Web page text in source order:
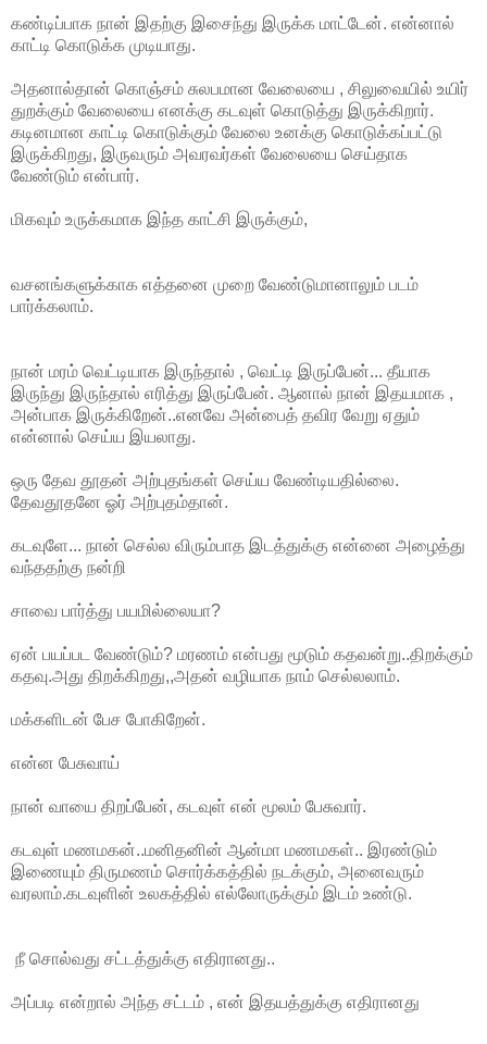
கண்டிப்பாக நான் இதற்கு இசைந்து இருக்க மாட்டேன். என்னால்
காட்டி கொடுக்க முடியாது.
அதனால்தான் கொஞ்சம் சுலபமான வேலையை , சிலுவையில் உயிர்
துறக்கும் வேலையை எனக்கு கடவுள் கொடுத்து இருக்கிறார்.
கடினமான காட்டி கொடுக்கும் வேலை உனக்கு கொடுக்கப்பட்டு
இருக்கிறது, இருவரும் அவரவர்கள் வேலையை செய்தாக
வேண்டும் என்பார்.
மிகவும் உருக்கமாக இந்த காட்சி இருக்கும்,
வசனங்களுக்காக எத்தனை முறை வேண்டுமானாலும் படம்
பார்க்கலாம்.
நான் மரம் வெட்டியாக இருந்தால் , வெட்டி இருப்பேன்... தீயாக
இருந்து இருந்தால் எரித்து இருப்பேன். ஆனால் நான் இதயமாக ,
அன்பாக இருக்கிறேன்..எனவே அன்பைத் தவிர வேறு ஏதும்
என்னால் செய்ய இயலாது.
ஒரு தேவ தூதன் அற்புதங்கள் செய்ய வேண்டியதில்லை.
தேவதூதனே ஓர் அற்புதம்தான்.
கடவுளே... நான் செல்ல விரும்பாத இடத்துக்கு என்னை அழைத்து
வந்ததற்கு நன்றி
சாவை பார்த்து பயமில்லையா?
ஏன் பயப்பட வேண்டும்? மரணம் என்பது மூடும் கதவன்று..திறக்கும்
கதவு.அது திறக்கிறது,,அதன் வழியாக நாம் செல்லலாம்.
மக்களிடன் பேச போகிறேன்.
என்ன பேசுவாய்
நான் வாயை திறப்பேன், கடவுள் என் மூலம் பேசுவார்.
கடவுள் மணமகன்..மனிதனின் ஆன்மா மணமகள்.. இரண்டும்
இணையும் திருமணம் சொர்க்கத்தில் நடக்கும், அனைவரும்
வரலாம்.கடவுளின் உலகத்தில் எல்லோருக்கும் இடம் உண்டு.
நீ சொல்வது சட்டத்துக்கு எதிரானது..
அப்படி என்றால் அந்த சட்டம் , என் இதயத்துக்கு எதிரானது